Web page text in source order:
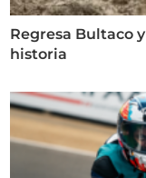
Regresa Bultaco
historia